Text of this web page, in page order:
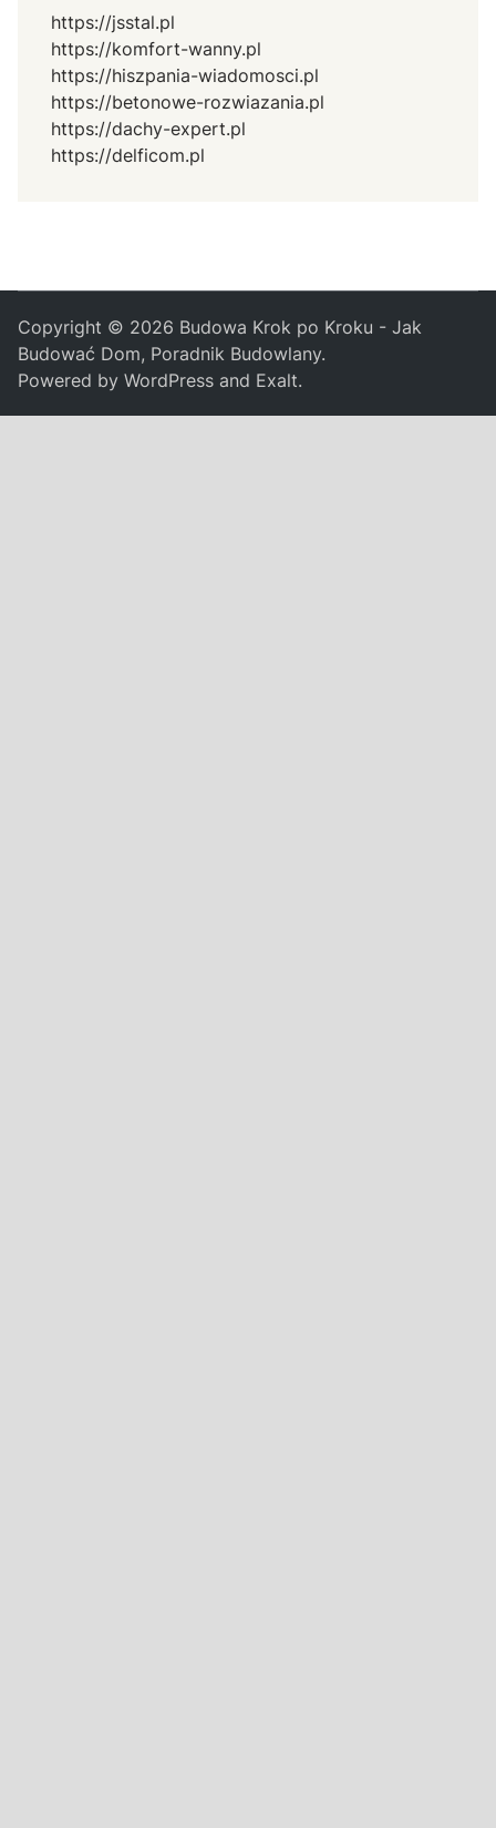
https://jsstal.pl
https://komfort-wanny.pl
https://hiszpania-wiadomosci.pl
https://betonowe-rozwiazania.pl
https://dachy-expert.pl
https://delficom.pl
Copyright © 2026 Budowa Krok po Kroku - Jak
Budować Dom, Poradnik Budowlany.
Powered byWordPress and Exalt.